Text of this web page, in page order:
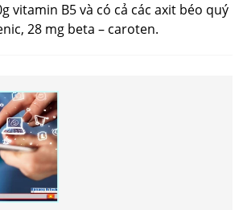
vitamin B5 và có cả các axit béo quý
28 mg beta – caroten.